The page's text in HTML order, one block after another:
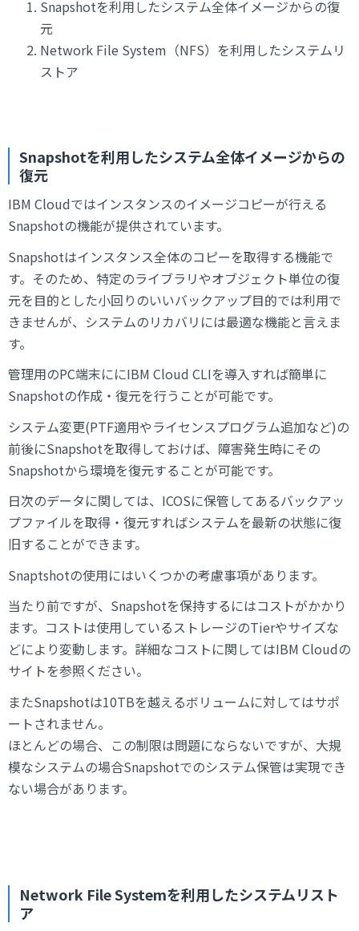
Snapshotを利用したシステム全体イメージからの復
元
Network File System（NFS）を利用したシステムリ
ストア
Snapshotを利用したシステム全体イメージからの
復元
IBM Cloudではインスタンスのイメージコピーが行える
Snapshotの機能が提供されています。
Snapshotはインスタンス全体のコピーを取得する機能で
す。そのため、特定のライブラリやオブジェクト単位の復
元を目的とした小回りのいいバックアップ目的では利用で
きませんが、システムのリカバリには最適な機能と言えま
す。
管理用のPC端末ににIBM Cloud CLIを導入すれば簡単に
Snapshotの作成・復元を行うことが可能です。
システム変更(PTF適用やライセンスプログラム追加など)の
前後にSnapshotを取得しておけば、障害発生時にその
Snapshotから環境を復元することが可能です。
日次のデータに関しては、ICOSに保管してあるバックアッ
プファイルを取得・復元すればシステムを最新の状態に復
旧することができます。
Snaptshotの使用にはいくつかの考慮事項があります。
当たり前ですが、Snapshotを保持するにはコストがかかり
ます。コストは使用しているストレージのTierやサイズな
どにより変動します。詳細なコストに関してはIBM Cloudの
サイトを参照ください。
またSnapshotは10TBを越えるボリュームに対してはサポ
ートされません。
ほとんどの場合、この制限は問題にならないですが、大規
模なシステムの場合Snapshotでのシステム保管は実現でき
ない場合があります。
Network File Systemを利用したシステムリスト
ア